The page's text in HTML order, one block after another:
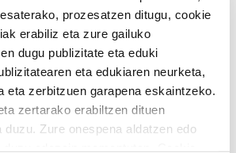
prozesatzen ditugu, cookie
erabiliz eta zure gailuko
dugu publizitate eta eduki
eta edukiaren neurketa,
eta zerbitzuen garapena eskaintzeko.
zertarako erabiltzen dituen
duzu. Zure onespena aldatzen edo